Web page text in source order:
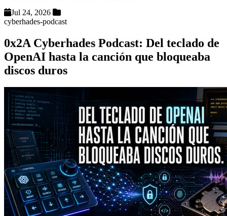
Jul 24, 2026
cyberhades-podcast
0x2A Cyberhades Podcast: Del teclado de
OpenAI hasta la canción que bloqueaba
discos duros